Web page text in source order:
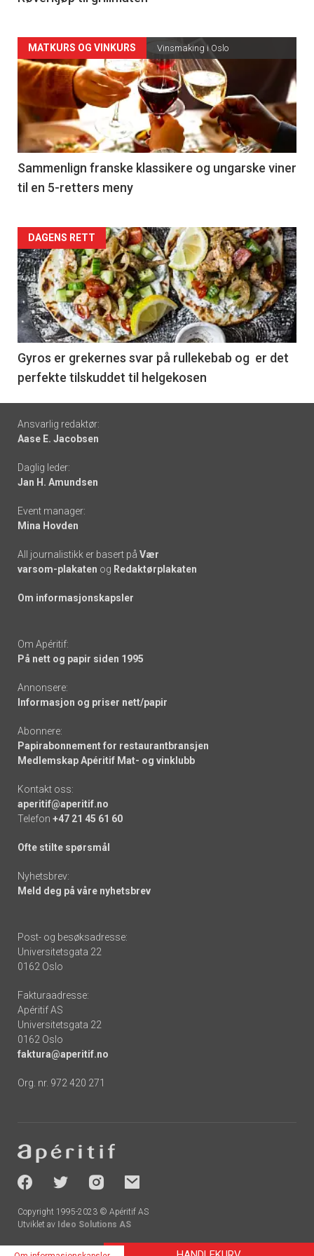
Forsiden
akkurat
nå
-
5
MATKURS OG VINKURS Vinsmaking i Oslo
Sammenlign franske klassikere og ungarske viner
til en 5-retters meny
Forsiden
akkurat
nå
-
6
DAGENS RETT
Gyros er grekernes svar på rullekebab og er det
perfekte tilskuddet til helgekosen
Footer
-
links
Ansvarlig redaktør:
Aase E. Jacobsen
Daglig leder:
Jan H. Amundsen
Event manager:
Mina Hovden
All journalistikk er basert på Vær
varsom-plakaten og Redaktørplakaten
Om informasjonskapsler
Om Apéritif:
På nett og papir siden 1995
Annonsere:
Informasjon og priser nett/papir
Abonnere:
Papirabonnement for restaurantbransjen
Medlemskap Apéritif Mat- og vinklubb
Kontakt oss:
aperitif@aperitif.no
Telefon +47 21 45 61 60
Ofte stilte spørsmål
Nyhetsbrev:
Meld deg på våre nyhetsbrev
Post- og besøksadresse:
Universitetsgata 22
0162 Oslo
Fakturaadresse:
Apéritif AS
Universitetsgata 22
0162 Oslo
faktura@aperitif.no
Org. nr. 972 420 271
-
socials
Copyright 1995-2023 © Apéritif AS
Utviklet av Ideo Solutions AS